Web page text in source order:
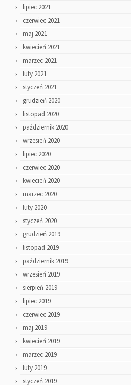
lipiec 2021
czerwiec 2021
maj 2021
kwiecień 2021
marzec 2021
luty 2021
styczeń 2021
grudzień 2020
listopad 2020
październik 2020
wrzesień 2020
lipiec 2020
czerwiec 2020
kwiecień 2020
marzec 2020
luty 2020
styczeń 2020
grudzień 2019
listopad 2019
październik 2019
wrzesień 2019
sierpień 2019
lipiec 2019
czerwiec 2019
maj 2019
kwiecień 2019
marzec 2019
luty 2019
styczeń 2019